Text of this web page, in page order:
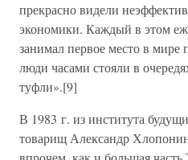
прекрасно видели
экономики. Каждый в этом
занимал первое место в мире
люди часами стояли в
туфли».[9]
В 1983 г. из института
товарищ Александр